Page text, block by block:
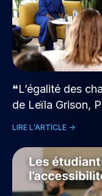
❝L’égalité des
de Leïla Grison,
LIRE L'ARTICLE ->